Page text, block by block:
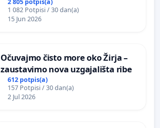
1 082 Potpisi / 30 dan(a)
15 Jun 2026
Očuvajmo čisto more oko Žirja –
zaustavimo nova uzgajališta ribe
612 potpis(a)
157 Potpisi / 30 dan(a)
2 Jul 2026